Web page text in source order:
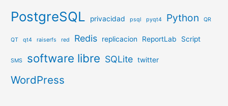
PostgreSQL privacidad psql pyqt4 Python QR
QT qt4 raiserfs red Redis replicacion ReportLab Script
SMS software libre SQLite twitter
WordPress